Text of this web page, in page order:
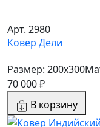
Арт. 2980
Ковер Дели
Размер: 200x300
70 000 ₽
В корзину